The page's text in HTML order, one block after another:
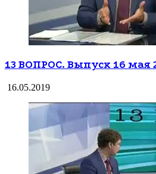
13 ВОПРОС. Выпуск 16 мая
16.05.2019